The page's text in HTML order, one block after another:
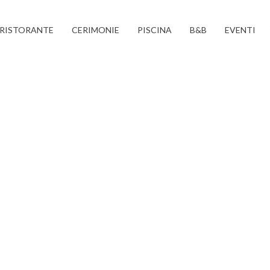
RISTORANTE CERIMONIE PISCINA B&B EVENTI